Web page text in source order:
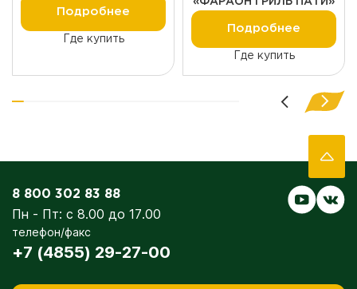
Подробнее
Где купить
Подробнее
Где купить
8 800 302 83 88
Пн - Пт: с 8.00 до 17.00
телефон/факс
+7 (4855) 29-27-00